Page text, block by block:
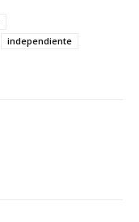
independiente